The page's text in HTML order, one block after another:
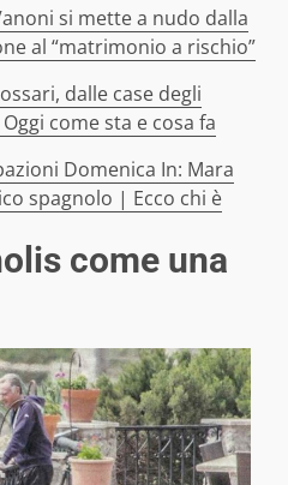
si mette a nudo dalla
al “matrimonio a rischio”
dalle case degli
come sta e cosa fa
Domenica In: Mara
spagnolo | Ecco chi è
come una